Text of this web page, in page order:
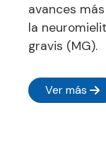
avances
la
gravis (MG).
Ver más